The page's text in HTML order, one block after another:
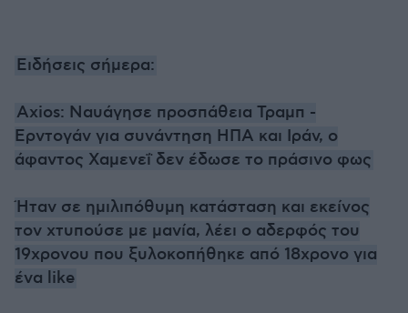
Ειδήσεις σήμερα:
Axios: Ναυάγησε προσπάθεια Τραμπ -
Ερντογάν για συνάντηση ΗΠΑ και Ιράν, ο
άφαντος Χαμενεΐ δεν έδωσε το πράσινο φως
Ήταν σε ημιλιπόθυμη κατάσταση και εκείνος
τον χτυπούσε με μανία, λέει ο αδερφός του
19χρονου που ξυλοκοπήθηκε από 18χρονο για
ένα like